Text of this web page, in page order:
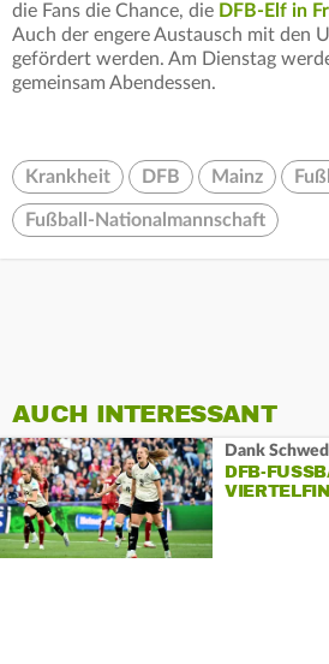
die Fans die Chance, die DFB-Elf in
Auch der engere Austausch mit den
gefördert werden. Am Dienstag
gemeinsam Abendessen.
Krankheit DFB Mainz
Fußball-Nationalmannschaft
AUCH INTERESSANT
Dank
DFB-